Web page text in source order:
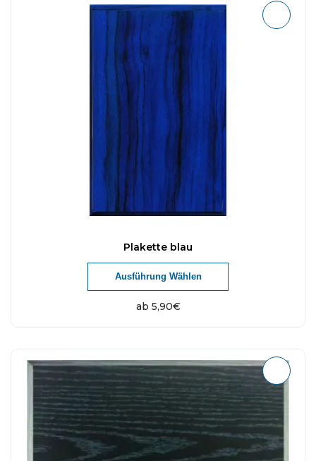
Plakette blau
ab 5,90€
Ausführung Wählen